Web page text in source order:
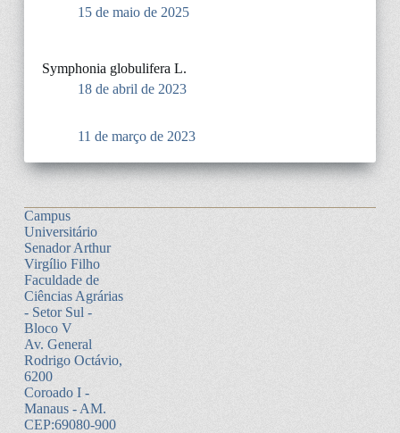
15 de maio de 2025
Symphonia globulifera L.
18 de abril de 2023
11 de março de 2023
Campus
Universitário
Senador Arthur
Virgílio Filho
Faculdade de
Ciências Agrárias
- Setor Sul -
Bloco V
Av. General
Rodrigo Octávio,
6200
Coroado I -
Manaus - AM.
CEP:69080-900